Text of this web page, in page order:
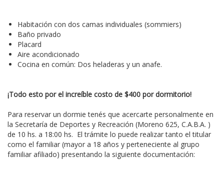
Habitación con dos camas individuales (sommiers)
Baño privado
Placard
Aire acondicionado
Cocina en común: Dos heladeras y un anafe.
¡Todo esto por el increíble costo de $400 por dormitorio!
Para reservar un dormie tenés que acercarte personalmente en
la Secretaría de Deportes y Recreación (Moreno 625, C.A.B.A. )
de 10 hs. a 18:00 hs. El trámite lo puede realizar tanto el titular
como el familiar (mayor a 18 años y perteneciente al grupo
familiar afiliado) presentando la siguiente documentación: